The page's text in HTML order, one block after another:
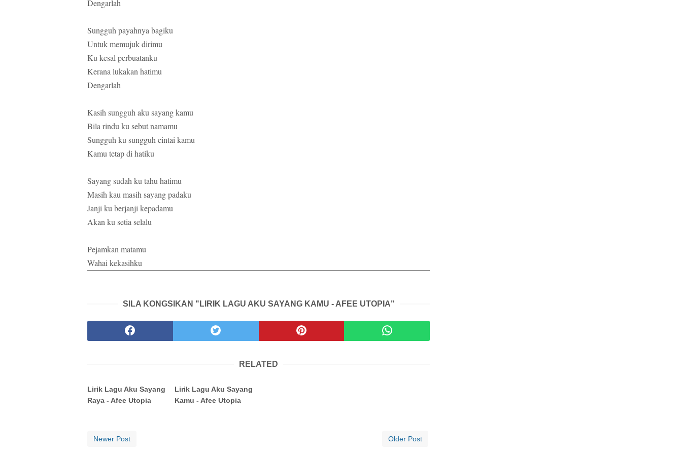
Dengarlah
Sungguh payahnya bagiku
Untuk memujuk dirimu
Ku kesal perbuatanku
Kerana lukakan hatimu
Dengarlah
Kasih sungguh aku sayang kamu
Bila rindu ku sebut namamu
Sungguh ku sungguh cintai kamu
Kamu tetap di hatiku
Sayang sudah ku tahu hatimu
Masih kau masih sayang padaku
Janji ku berjanji kepadamu
Akan ku setia selalu
Pejamkan matamu
Wahai kekasihku
SILA KONGSIKAN "LIRIK LAGU AKU SAYANG KAMU - AFEE UTOPIA"
RELATED
Lirik Lagu Aku Sayang
Raya - Afee Utopia
Lirik Lagu Aku Sayang
Kamu - Afee Utopia
Newer Post Older Post